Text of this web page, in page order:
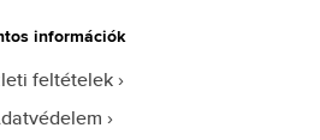
információk
feltételek